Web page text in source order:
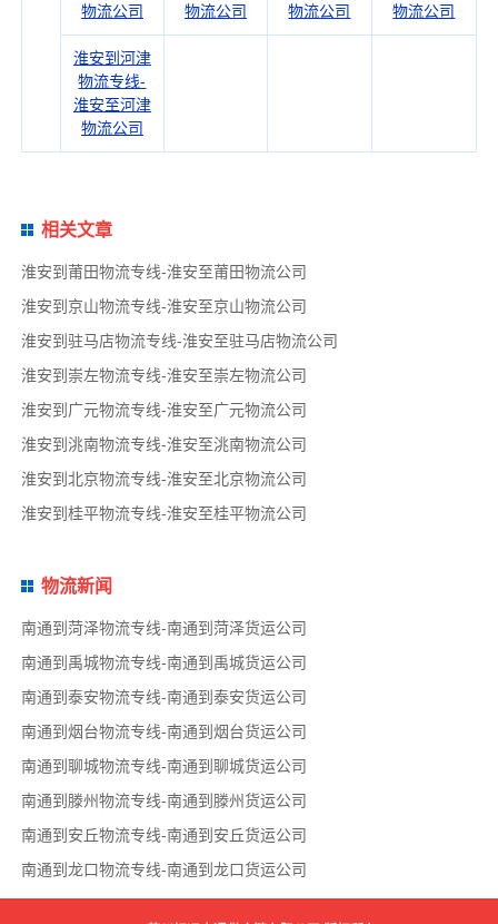
物流公司
物流公司
物流公司
物流公司
淮安到河津
物流专线-
淮安至河津
物流公司
相关文章
淮安到莆田物流专线-淮安至莆田物流公司
淮安到京山物流专线-淮安至京山物流公司
淮安到驻马店物流专线-淮安至驻马店物流公司
淮安到崇左物流专线-淮安至崇左物流公司
淮安到广元物流专线-淮安至广元物流公司
淮安到洮南物流专线-淮安至洮南物流公司
淮安到北京物流专线-淮安至北京物流公司
淮安到桂平物流专线-淮安至桂平物流公司
物流新闻
南通到菏泽物流专线-南通到菏泽货运公司
南通到禹城物流专线-南通到禹城货运公司
南通到泰安物流专线-南通到泰安货运公司
南通到烟台物流专线-南通到烟台货运公司
南通到聊城物流专线-南通到聊城货运公司
南通到滕州物流专线-南通到滕州货运公司
南通到安丘物流专线-南通到安丘货运公司
南通到龙口物流专线-南通到龙口货运公司